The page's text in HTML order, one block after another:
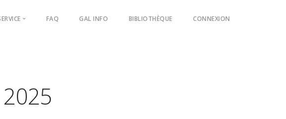
FAQ GAL INFO BIBLIOTHÈQUE CONNEXION